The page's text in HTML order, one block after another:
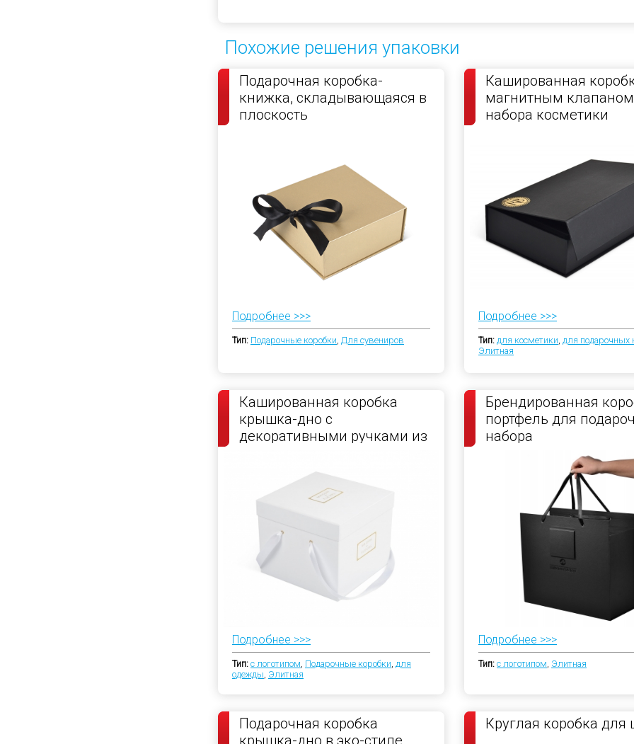
Похожие решения упаковки
Подарочная коробка-
книжка, складывающаяся в
плоскость
Подробнее >>>
Тип: Подарочные коробки, Для сувениров
Кашированная
магнитным
набора косметики
Подробнее >>>
Тип: для косметики, для подарочных
Элитная
Кашированная коробка
крышка-дно с
декоративными ручками из
Подробнее >>>
Тип: с логотипом, Подарочные коробки, для
одежды, Элитная
Брендированная
портфель для
набора
Подробнее >>>
Тип: с логотипом, Элитная
Подарочная коробка
крышка-дно в эко-стиле
Круглая коробка